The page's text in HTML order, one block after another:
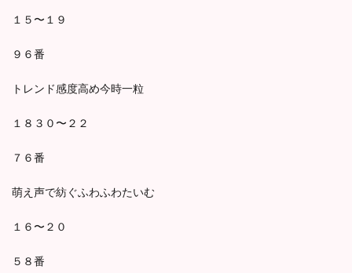
１５〜１９
９６番
トレンド感度高め今時一粒
１８３０〜２２
７６番
萌え声で紡ぐふわふわたいむ
１６〜２０
５８番